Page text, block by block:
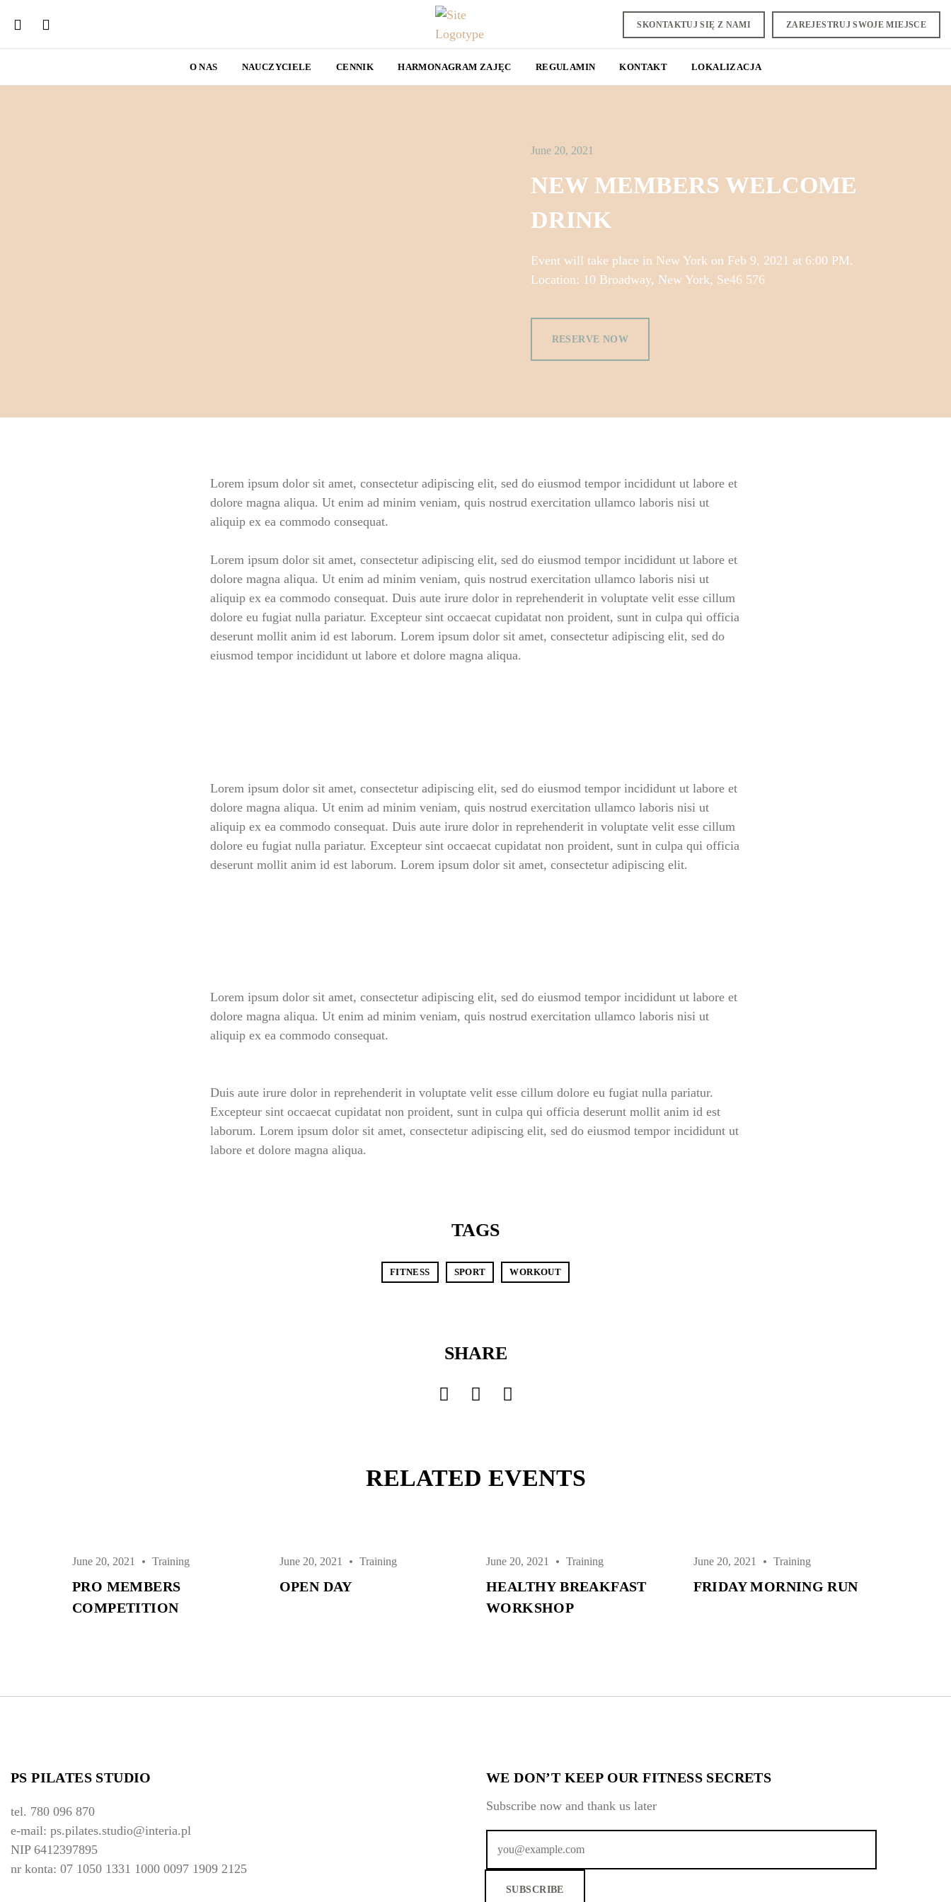
SKONTAKTUJ SIĘ Z NAMI ZAREJESTRUJ SWOJE MIEJSCE
O NAS NAUCZYCIELE CENNIK HARMONAGRAM ZAJĘC REGULAMIN KONTAKT LOKALIZACJA
June 20, 2021
NEW MEMBERS WELCOME
DRINK
Event will take place in New York on Feb 9, 2021 at 6:00 PM.
Location: 10 Broadway, New York, Se46 576
RESERVE NOW
Lorem ipsum dolor sit amet, consectetur adipiscing elit, sed do eiusmod tempor incididunt ut labore et
dolore magna aliqua. Ut enim ad minim veniam, quis nostrud exercitation ullamco laboris nisi ut
aliquip ex ea commodo consequat.
Lorem ipsum dolor sit amet, consectetur adipiscing elit, sed do eiusmod tempor incididunt ut labore et
dolore magna aliqua. Ut enim ad minim veniam, quis nostrud exercitation ullamco laboris nisi ut
aliquip ex ea commodo consequat. Duis aute irure dolor in reprehenderit in voluptate velit esse cillum
dolore eu fugiat nulla pariatur. Excepteur sint occaecat cupidatat non proident, sunt in culpa qui officia
deserunt mollit anim id est laborum. Lorem ipsum dolor sit amet, consectetur adipiscing elit, sed do
eiusmod tempor incididunt ut labore et dolore magna aliqua.
Lorem ipsum dolor sit amet, consectetur adipiscing elit, sed do eiusmod tempor incididunt ut labore et
dolore magna aliqua. Ut enim ad minim veniam, quis nostrud exercitation ullamco laboris nisi ut
aliquip ex ea commodo consequat. Duis aute irure dolor in reprehenderit in voluptate velit esse cillum
dolore eu fugiat nulla pariatur. Excepteur sint occaecat cupidatat non proident, sunt in culpa qui officia
deserunt mollit anim id est laborum. Lorem ipsum dolor sit amet, consectetur adipiscing elit.
Lorem ipsum dolor sit amet, consectetur adipiscing elit, sed do eiusmod tempor incididunt ut labore et
dolore magna aliqua. Ut enim ad minim veniam, quis nostrud exercitation ullamco laboris nisi ut
aliquip ex ea commodo consequat.
Duis aute irure dolor in reprehenderit in voluptate velit esse cillum dolore eu fugiat nulla pariatur.
Excepteur sint occaecat cupidatat non proident, sunt in culpa qui officia deserunt mollit anim id est
laborum. Lorem ipsum dolor sit amet, consectetur adipiscing elit, sed do eiusmod tempor incididunt ut
labore et dolore magna aliqua.
TAGS
FITNESS SPORT WORKOUT
SHARE
RELATED EVENTS
June 20, 2021 Training
PRO MEMBERS
COMPETITION
June 20, 2021 Training
OPEN DAY
June 20, 2021 Training
HEALTHY BREAKFAST
WORKSHOP
June 20, 2021 Training
FRIDAY MORNING RUN
PS PILATES STUDIO
tel. 780 096 870
e-mail: ps.pilates.studio@interia.pl
NIP 6412397895
nr konta: 07 1050 1331 1000 0097 1909 2125
WE DON’T KEEP OUR FITNESS SECRETS
Subscribe now and thank us later
LOG IN